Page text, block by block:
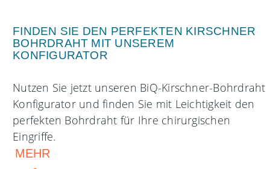
FINDEN SIE DEN PERFEKTEN KIRSCHNER
BOHRDRAHT MIT UNSEREM
KONFIGURATOR
Nutzen Sie jetzt unseren BiQ-Kirschner-Bohrdraht
Konfigurator und finden Sie mit Leichtigkeit den
perfekten Bohrdraht für Ihre chirurgischen
Eingriffe.
MEHR